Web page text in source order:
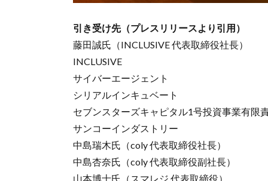
引き受け先（プレスリリースより引用）
藤田誠氏（INCLUSIVE 代表取締役社長）
INCLUSIVE
サイバーエージェント
シリアルインキュベート
セブンスターズキャピタル1号投資事業有限
サンコーインダストリー
中島瑞木氏（coly 代表取締役社長）
中島杏奈氏（coly 代表取締役副社長）
山本博士氏（スマレジ 代表取締役）